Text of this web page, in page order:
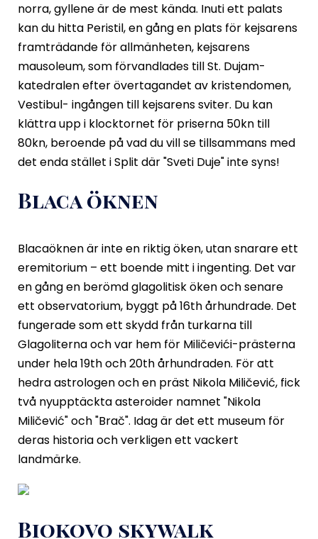
norra, gyllene är de mest kända. Inuti ett palats
kan du hitta Peristil, en gång en plats för kejsarens
framträdande för allmänheten, kejsarens
mausoleum, som förvandlades till St. Dujam-
katedralen efter övertagandet av kristendomen,
Vestibul- ingången till kejsarens sviter. Du kan
klättra upp i klocktornet för priserna 50kn till
80kn, beroende på vad du vill se tillsammans med
det enda stället i Split där "Sveti Duje" inte syns!
Blaca öknen
Blacaöknen är inte en riktig öken, utan snarare ett
eremitorium – ett boende mitt i ingenting. Det var
en gång en berömd glagolitisk öken och senare
ett observatorium, byggt på 16thårhundrade. Det
fungerade som ett skydd från turkarna till
Glagoliterna och var hem för Miličevići-prästerna
under hela 19thoch 20thårhundraden. För att
hedra astrologen och en präst Nikola Miličević, fick
två nyupptäckta asteroider namnet "Nikola
Miličević" och "Brač". Idag är det ett museum för
deras historia och verkligen ett vackert
landmärke.
Biokovo skywalk